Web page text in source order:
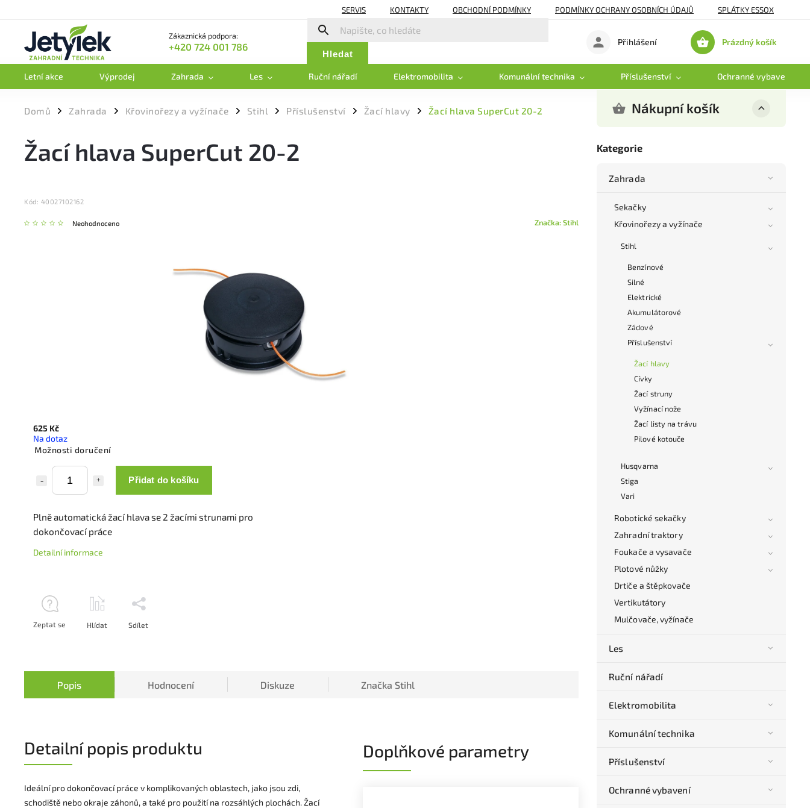
SERVIS KONTAKTY OBCHODNÍ PODMÍNKY PODMÍNKY OCHRANY OSOBNÍCH ÚDAJŮ SPLÁTKY ESSOX
Zákaznická podpora:
+420 724 001 786
Hledat
Nákupní
Prázdný košík
Přihlášení
Letní akce Výprodej Zahrada Les Ruční nářadí Elektromobilita Komunální technika Příslušenství Ochranné vybavení
Domů / Zahrada / Křovinořezy a vyžínače / Stihl / Příslušenství / Žací hlavy / Žací hlava SuperCut 20-2 Nákupní košík
Kategorie
Zahrada
Sekačky
Křovinořezy a vyžínače
Stihl
Benzínové
Silné
Elektrické
Akumulátorové
Zádové
Příslušenství
Žací hlavy
Cívky
Žací struny
Vyžínací nože
Žací listy na trávu
Pilové kotouče
Husqvarna
Stiga
Vari
Robotické sekačky
Zahradní traktory
Foukače a vysavače
Plotové nůžky
Drtiče a štěpkovače
Vertikutátory
Mulčovače, vyžínače
Les
Ruční nářadí
Elektromobilita
Komunální technika
Příslušenství
Ochranné vybavení
Žací hlava SuperCut 20-2
Kód: 40027102162
Neohodnoceno Značka:Stihl
625 Kč
Na dotaz
Možnosti doručení
Přidat do košíku
Plně automatická žací hlava se 2 žacími strunami pro
dokončovací práce
Detailní informace
Zeptat se Hlídat Sdílet
Popis Hodnocení Diskuze Značka Stihl
Detailní popis produktu
Ideální pro dokončovací práce v komplikovaných oblastech, jako jsou zdi,
schodiště nebo okraje záhonů, a také pro použití na rozsáhlých plochách. Žací
Doplňkové parametry